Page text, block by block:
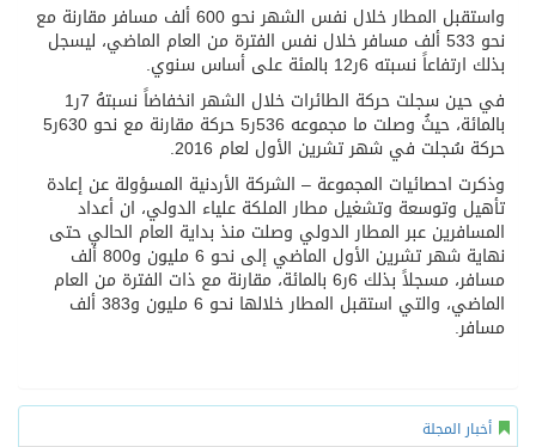
واستقبل المطار خلال نفس الشهر نحو 600 ألف مسافر مقارنة مع
نحو 533 ألف مسافر خلال نفس الفترة من العام الماضي، ليسجل
بذلك ارتفاعاً نسبته 6ر12 بالمئة على أساس سنوي.
في حين سجلت حركة الطائرات خلال الشهر انخفاضاً نسبتهُ 7ر1
بالمائة، حيثُ وصلت ما مجموعه 536ر5 حركة مقارنة مع نحو 630ر5
حركة سُجلت في شهر تشرين الأول لعام 2016.
وذكرت احصائيات المجموعة – الشركة الأردنية المسؤولة عن إعادة
تأهيل وتوسعة وتشغيل مطار الملكة علياء الدولي، ان أعداد
المسافرين عبر المطار الدولي وصلت منذ بداية العام الحالي حتى
نهاية شهر تشرين الأول الماضي إلى نحو 6 مليون و800 ألف
مسافر، مسجلاً بذلك 6ر6 بالمائة، مقارنة مع ذات الفترة من العام
الماضي، والتي استقبل المطار خلالها نحو 6 مليون و383 ألف
مسافر.
أخبار المجلة